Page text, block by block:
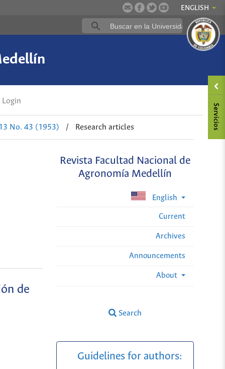
ENGLISH
Login
No. 43 (1953) / Research articles
Revista Facultad Nacional de
Agronomía Medellín
English
Current
Archives
Announcements
About
Search
de
Guidelines for authors: